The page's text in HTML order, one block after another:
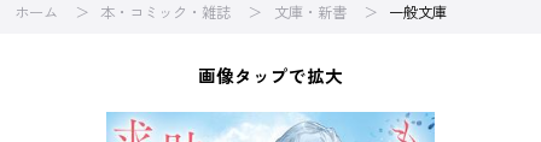
ホーム 本・コミック・雑誌 文庫・新書 一般文庫
画像タップで拡大